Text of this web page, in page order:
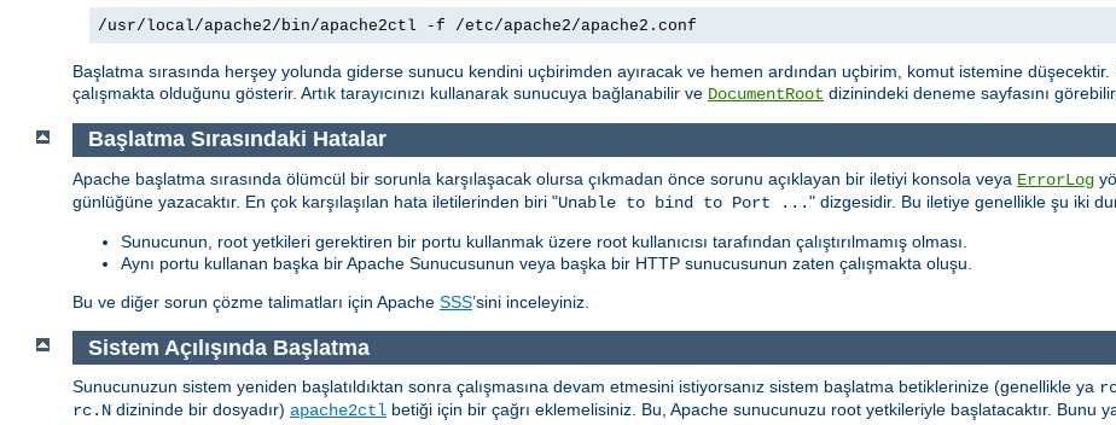
/usr/local/apache2/bin/apache2ctl -f /etc/apache2/apache2.conf
Başlatma sırasında herşey yolunda giderse sunucu kendini uçbirimden ayıracak ve hemen ardından uçbirim, komut istemine
çalışmakta olduğunu gösterir. Artık tarayıcınızı kullanarak sunucuya bağlanabilir ve DocumentRoot dizinindeki deneme sayfasını
Başlatma Sırasındaki Hatalar
Apache başlatma sırasında ölümcül bir sorunla karşılaşacak olursa çıkmadan önce sorunu açıklayan bir iletiyi konsola veya ErrorLog
günlüğüne yazacaktır. En çok karşılaşılan hata iletilerinden biri "Unable to bind to Port ..." dizgesidir. Bu iletiye genellikle şu iki
Sunucunun, root yetkileri gerektiren bir portu kullanmak üzere root kullanıcısı tarafından çalıştırılmamış olması.
Aynı portu kullanan başka bir Apache Sunucusunun veya başka bir HTTP sunucusunun zaten çalışmakta oluşu.
Bu ve diğer sorun çözme talimatları için Apache SSS’sini inceleyiniz.
Sistem Açılışında Başlatma
Sunucunuzun sistem yeniden başlatıldıktan sonra çalışmasına devam etmesini istiyorsanız sistem başlatma betiklerinize (genellikle ya
rc.N dizininde bir dosyadır) apache2ctl betiği için bir çağrı eklemelisiniz. Bu, Apache sunucunuzu root yetkileriyle başlatacaktır. Bunu